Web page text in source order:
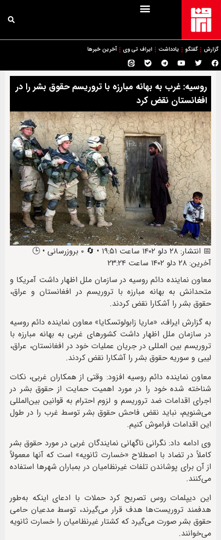
گزارش گفتگو یادداشت ایراف تی وی آخرین خبرها
روسیه: غرب به بهانه مبارزه با تروریسم حقوق بشر را در
افغانستان نقض کرد
📅 انتشار: ۲۸ دلو ۱۴۰۲ ساعت ۱۹:۵۱ • 🔄 ۰ بروزرسانی • 🕒
آخرین: ۲۸ دلو ۱۴۰۲ ساعت ۲۳:۲۴
معاون نماینده دائم روسیه در سازمان ملل اظهار داشت آمریکا و
متحدانش به بهانه مبارزه با تروریسم در افغانستان و عراق،
حقوق بشر را آشکارا نقض کردند.
به گزارش ایراف، «ماریا زابولوتسکایا» معاون نماینده دائم روسیه
در سازمان ملل اظهار داشت کشورهای غربی به بهانه مبارزه با
تروریسم بین المللی در جریان عملیات خود در افغانستان، عراق،
لیبی و سوریه حقوق بشر را آشکارا نقض کردند.
معاون نماینده دائم روسیه افزود: وقتی از همکاران غربی، نکات
شناخته شده خود را در مورد اهمیت حمایت از حقوق بشر در
اجرای اقدامات ضد تروریسم و لزوم احترام به قوانین بین‌المللی
می‌شنویم، نباید نقض فاحش حقوق بشر توسط غرب را در طول
این اقدامات فراموش کنیم.
وی ادامه داد: نگرانی ناگهانی نمایندگان غربی در مورد حقوق بشر
کاملاً در تضاد با اصطلاح «خسارت ثانویه» است که آنها معمولاً
از آن برای پوشاندن تلفات غیرنظامیان در بمباران شهرها استفاده
می‌کنند.
این دیپلمات روس تصریح کرد حملات با ادعای اینکه به‌طور
هدفمند تروریست‌ها هدف قرار می‌گیرند، توسط مدعیان حامی
حقوق بشر صورت می‌گیرد که کشتار غیرنظامیان را خسارت ثانویه
می‌خوانند.